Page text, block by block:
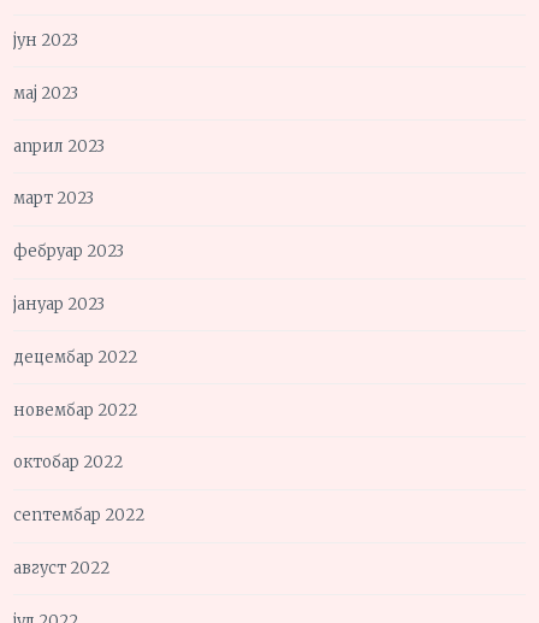
јун 2023
мај 2023
април 2023
март 2023
фебруар 2023
јануар 2023
децембар 2022
новембар 2022
октобар 2022
септембар 2022
август 2022